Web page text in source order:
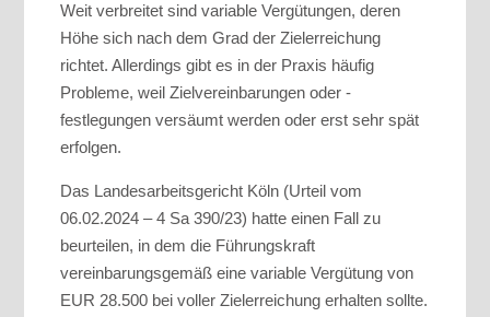
Weit verbreitet sind variable Vergütungen, deren
Höhe sich nach dem Grad der Zielerreichung
richtet. Allerdings gibt es in der Praxis häufig
Probleme, weil Zielvereinbarungen oder -
festlegungen versäumt werden oder erst sehr spät
erfolgen.
Das Landesarbeitsgericht Köln (Urteil vom
06.02.2024 – 4 Sa 390/23) hatte einen Fall zu
beurteilen, in dem die Führungskraft
vereinbarungsgemäß eine variable Vergütung von
EUR 28.500 bei voller Zielerreichung erhalten sollte.